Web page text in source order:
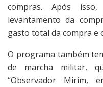
compras. Após
levantamento da
gasto total da compra e
O programa também
de marcha militar,
“Observador Mirim,